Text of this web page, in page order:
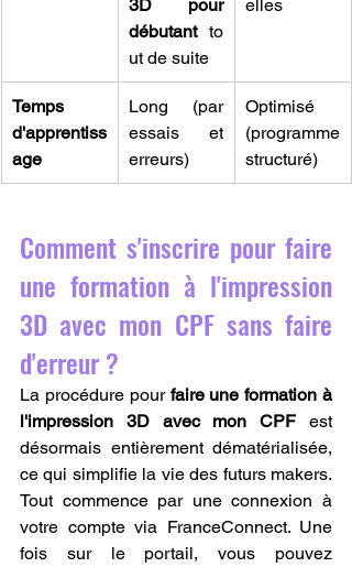
3D pour
débutant to
ut de suite
elles
Temps
d'apprentiss
age
Long (par
essais et
erreurs)
Optimisé
(programme
structuré)
Comment s'inscrire pour faire
une formation à l'impression
3D avec mon CPF sans faire
d'erreur ?
La procédure pour faire une formation à
l'impression 3D avec mon CPF est
désormais entièrement dématérialisée,
ce qui simplifie la vie des futurs makers.
Tout commence par une connexion à
votre compte via FranceConnect. Une
fois sur le portail, vous pouvez